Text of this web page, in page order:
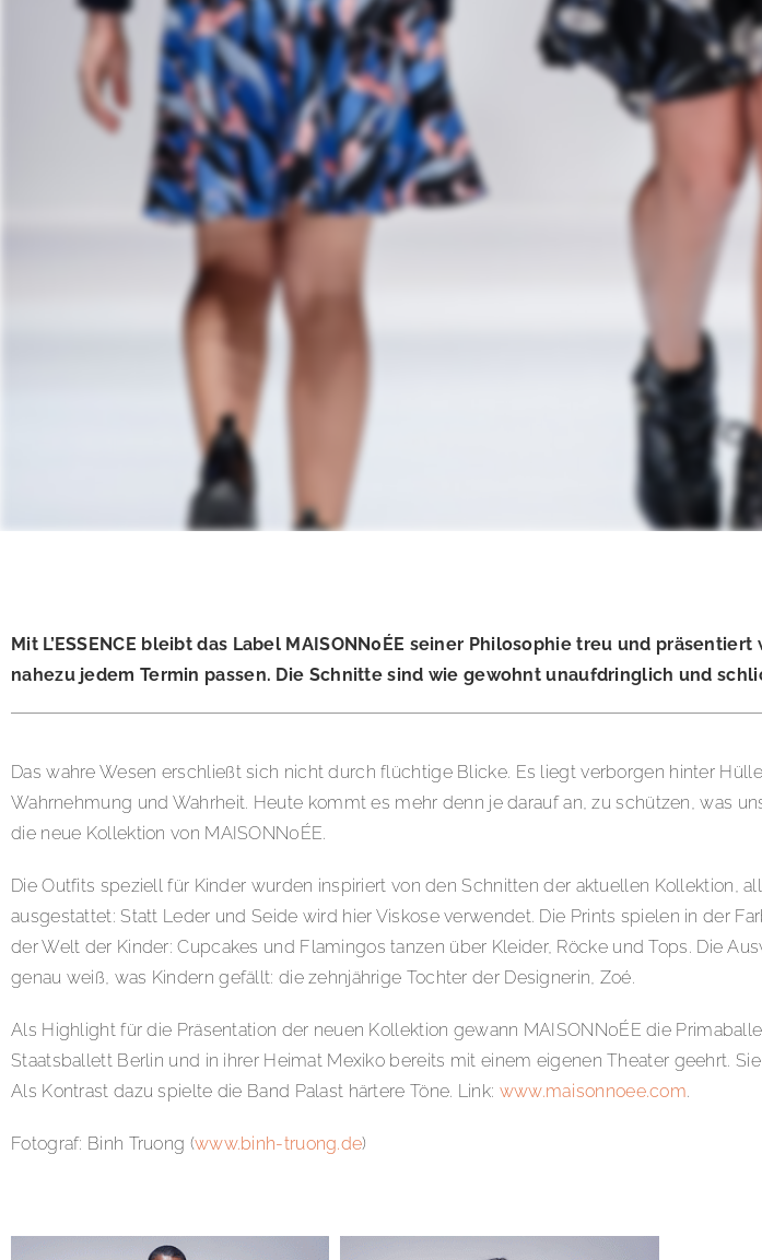
Mit L’ESSENCE bleibt das Label MAISONN0ÉE seiner Philosophie treu und
nahezu jedem Termin passen. Die Schnitte sind wie gewohnt unaufdringlich und
Das wahre Wesen erschließt sich nicht durch flüchtige Blicke. Es liegt verborgen hinter
Wahrnehmung und Wahrheit. Heute kommt es mehr denn je darauf an, zu schützen, was
die neue Kollektion von MAISONN0ÉE.
Die Outfits speziell für Kinder wurden inspiriert von den Schnitten der aktuellen
ausgestattet: Statt Leder und Seide wird hier Viskose verwendet. Die Prints spielen in der
der Welt der Kinder: Cupcakes und Flamingos tanzen über Kleider, Röcke und Tops. Die
genau weiß, was Kindern gefällt: die zehnjährige Tochter der Designerin, Zoé.
Als Highlight für die Präsentation der neuen Kollektion gewann MAISONN0ÉE die
Staatsballett Berlin und in ihrer Heimat Mexiko bereits mit einem eigenen Theater geehrt.
Als Kontrast dazu spielte die Band Palast härtere Töne. Link: www.maisonnoee.com.
Fotograf: Binh Truong (www.binh-truong.de)